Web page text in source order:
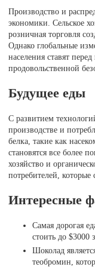
Производство и
экономики. Сельское
розничная торговля
Однако глобальные
населения ставят
продовольственной
Будущее еды
С развитием
производстве и
белка, такие как
становятся все более
хозяйство и
потребителей, которые
Интересные
Самая дорогая
стоить до $3000
Шоколад
теобромин,